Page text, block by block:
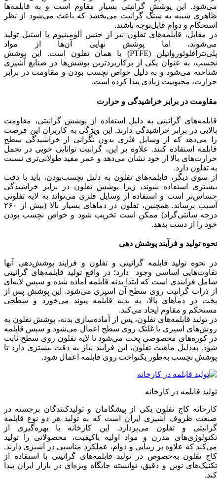
می‌شود. این پوشش گرانیتی بسیار مقاوم است و به قابلمه‌ها
ظاهری شبیه به سنگ گرانیت می‌بخشد که باعث می‌شود از نظر
استحکام و دوام قابل‌توجه باشند.
در مقابل، قابلمه‌های تفلون نیز از جنس آلومینیوم یا استیل تولید
می‌شوند، اما پوشش نهایی آن‌ها از مواد
پلی‌تترافلوئورواتیلن (PTFE) یا همان تفلون است. این پوشش
نچسب، به عنوان یکی از پرکاربردترین پوشش‌ها در صنایع آشپزی
شناخته می‌شود و به دلیل خواص نچسب بودن و مقاومت در برابر
حرارت، محبوبیت زیادی پیدا کرده است.
مقاومت در برابر خراشیدگی و حرارت
قابلمه‌های گرانیتی به دلیل استفاده از پوشش گرانیتی، مقاومت
بالایی در برابر خراشیدگی دارند. این ویژگی به کاربران این فرصت
را می‌دهد که از وسایل فلزی بدون نگرانی از خراشیدگی سطح
قابلمه استفاده کنند. علاوه بر این، گرانیت توانایی خوبی در تحمل
حرارت‌های بالا از خود نشان می‌دهد و عمر مفید طولانی‌تری نسبت
به تفلون دارد.
از سوی دیگر، قابلمه‌های تفلون به دلیل نچسب‌بودن، باید با دقت
بیشتری استفاده شوند، زیرا پوشش تفلون در برابر خراشیدگی
حساس‌تر است و استفاده از وسایل فلزی می‌تواند به لایه تفلونی
آسیب برساند. همچنین، تفلون در دماهای بسیار بالا (بیش از ۲۶۰
درجه سانتی‌گراد) ممکن است تخریب شود و خواص نچسب بودن
خود را از دست بدهد.
نحوه تولید و فرآیند پوشش ‌دهی
در نحوه تولید قابلمه گرانیتی و تفلون و فرایند پوشش‌دهی آنها
تفاوت‌هایی اساسی وجود دارد؛ در واقع تولید قابلمه‌های گرانیتی
شامل فرایندی است که ابتدا بدنه قابلمه آماده شده و سپس لایه‌ای
از ذرات گرانیت روی سطح آن اسپری می‌شود. این پوشش پس از
پخت در دماهای بالا، به بدنه قابلمه پیوند می‌خورد و سطحی
مستحکم و مقاوم ایجاد می‌کند.
در تولید قابلمه‌های تفلون، پس از آماده‌سازی بدنه، پوشش تفلون به
روش‌های اسپری یا غلتک روی سطح اعمال می‌شود و سپس قابلمه
در کوره‌های مخصوصی پخت می‌شود تا لایه تفلون روی سطح ثابت
شود. به‌دلیل ماهیت تفلون، این فرایند نیاز به دقت بیشتری دارد تا
پوشش نچسب به‌طور یکنواخت روی قابلمه اعمال شود.
تولید قابلمه در کارخانه
کارخانه کاج تفلون یکی از پیشگامان و تولیدکنندگان برجسته در
صنعت ظروف آشپزی ایران است که به تولید هر دو نوع قابلمه
گرانیتی و تفلون می‌پردازد. این کارخانه با بهره‌گیری از
تکنولوژی‌های مدرن و مواد اولیه باکیفیت، محصولاتی را تولید
می‌کند که علاوه بر زیبایی و دوام، عملکرد مناسبی در آشپزی دارند.
کاج تفلون به‌خصوص در تولید قابلمه‌های گرانیتی با استفاده از
تکنیک‌های نوین و دقیق، توانسته جایگاه ویژه‌ای در بازار ایران پیدا
کند.